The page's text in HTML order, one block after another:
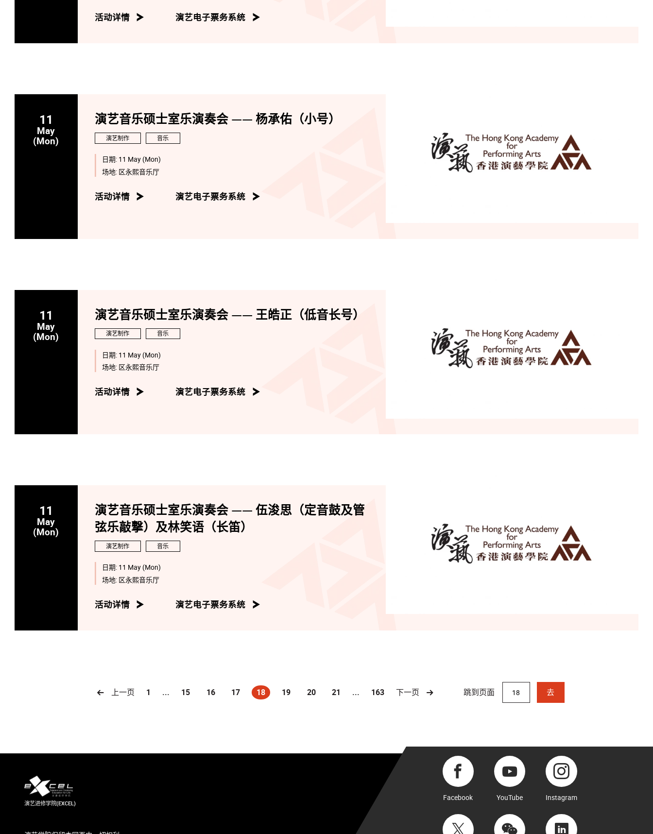
活动详情 演艺电子票务系统
11
May
(Mon)
演艺音乐硕士室乐演奏会 —— 杨承佑（小号）
演艺制作 音乐
日期: 11 May (Mon)
场地: 区永熙音乐厅
活动详情 演艺电子票务系统
11
May
(Mon)
演艺音乐硕士室乐演奏会 —— 王皓正（低音长号）
演艺制作 音乐
日期: 11 May (Mon)
场地: 区永熙音乐厅
活动详情 演艺电子票务系统
11
May
(Mon)
演艺音乐硕士室乐演奏会 —— 伍浚思（定音鼓及管
弦乐敲撃）及林笑语（长笛）
演艺制作 音乐
日期: 11 May (Mon)
场地: 区永熙音乐厅
活动详情 演艺电子票务系统
上一页 1 ... 15 16 17 18
(current)19 20 21 ... 163 下一页 跳到页面 去
演艺进修学院(EXCEL)
Facebook YouTube Instagram